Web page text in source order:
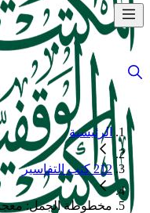
الرئيسية
212 كتب التفاسير
مخطوطة الجمل: